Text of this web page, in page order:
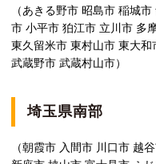
（あきる野市 昭島市 稲城
市 小平市 狛江市 立川市 多
東久留米市 東村山市 東大
武蔵野市 武蔵村山市）
埼玉県南部
（朝霞市 入間市 川口市 越